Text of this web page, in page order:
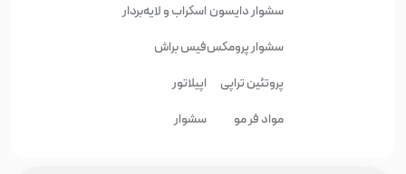
سشوار دایسون
سشوار پرومکس
پروتئین تراپی
مواد فر مو
اسکراب و لایه‌بردار
فیس براش
اپیلاتور
سشوار